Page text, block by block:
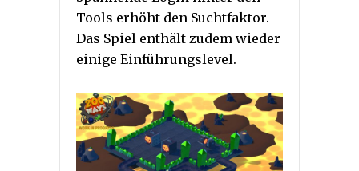
Tools erhöht den Suchtfaktor.
Das Spiel enthält zudem wieder
einige Einführungslevel.